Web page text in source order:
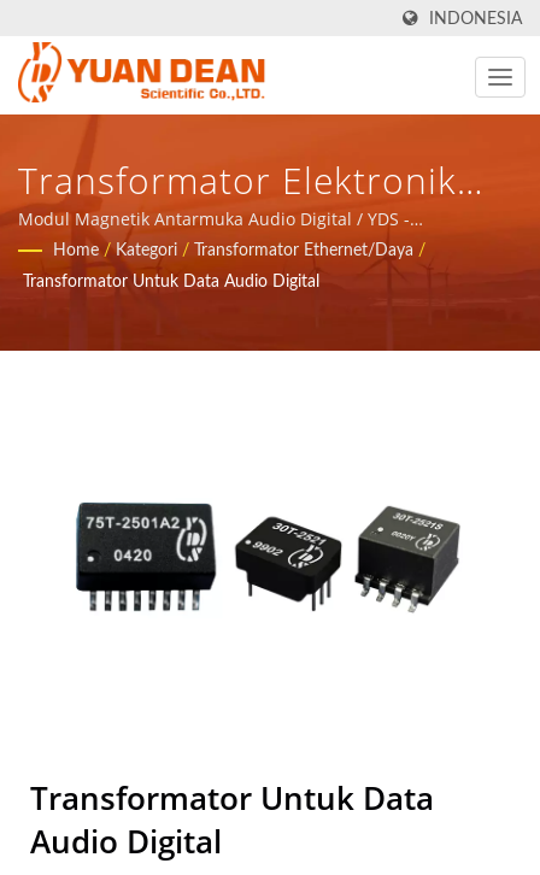
INDONESIA
Transformator Elektronik
Untuk Data Audio Digital /
YDS - Menyediakan Solusi
Modul Magnetik Antarmuka Audio Digital / YDS -
menyediakan solusi total untuk aplikasi jaringan komunikasi
komponen magnetik dan produk daya.
Home / Kategori / Transformator Ethernet/Daya /
Transformator Untuk Data Audio Digital
Transformator Untuk Data
Audio Digital